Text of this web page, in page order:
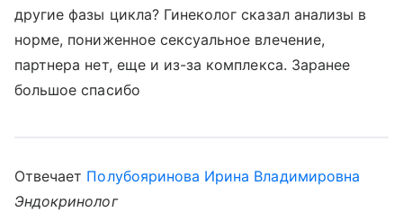
другие фазы цикла? Гинеколог сказал анализы в
норме, пониженное сексуальное влечение,
партнера нет, еще и из-за комплекса. Заранее
большое спасибо
Отвечает Полубояринова Ирина Владимировна
Эндокринолог